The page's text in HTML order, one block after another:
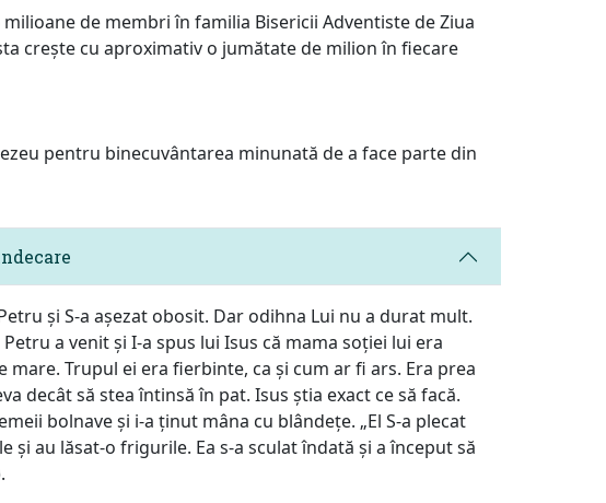
de membri în familia Bisericii Adventiste de Ziua
crește cu aproximativ o jumătate de milion în fiecare
pentru binecuvântarea minunată de a face parte din
și S-a așezat obosit. Dar odihna Lui nu a durat mult.
a venit și I-a spus lui Isus că mama soției lui era
mare. Trupul ei era fierbinte, ca și cum ar fi ars. Era prea
decât să stea întinsă în pat. Isus știa exact ce să facă.
bolnave și i-a ținut mâna cu blândețe. „El S-a plecat
și au lăsat-o frigurile. Ea s-a sculat îndată și a început să